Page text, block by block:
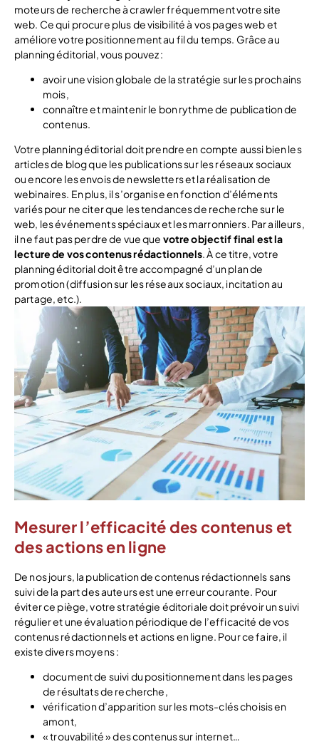
moteurs de recherche à crawler fréquemment votre site
web. Ce qui procure plus de visibilité à vos pages web et
améliore votre positionnement au fil du temps. Grâce au
planning éditorial, vous pouvez :
avoir une vision globale de la stratégie sur les prochains
mois,
connaître et maintenir le bon rythme de publication de
contenus.
Votre planning éditorial doit prendre en compte aussi bien les
articles de blog que les publications sur les réseaux sociaux
ou encore les envois de newsletters et la réalisation de
webinaires. En plus, il s’organise en fonction d’éléments
variés pour ne citer que les tendances de recherche sur le
web, les événements spéciaux et les marronniers. Par ailleurs,
il ne faut pas perdre de vue que votre objectif final est la
lecture de vos contenus rédactionnels. À ce titre, votre
planning éditorial doit être accompagné d’un plan de
promotion (diffusion sur les réseaux sociaux, incitation au
partage, etc.).
Mesurer l’efficacité des contenus et
des actions en ligne
De nos jours, la publication de contenus rédactionnels sans
suivi de la part des auteurs est une erreur courante. Pour
éviter ce piège, votre stratégie éditoriale doit prévoir un suivi
régulier et une évaluation périodique de l’efficacité de vos
contenus rédactionnels et actions en ligne. Pour ce faire, il
existe divers moyens :
document de suivi du positionnement dans les pages
de résultats de recherche,
vérification d’apparition sur les mots-clés choisis en
amont,
« trouvabilité » des contenus sur internet…